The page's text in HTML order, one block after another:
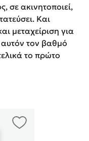
σε ακινητοποιεί,
Και
μεταχείριση για
τον βαθμό
το πρώτο